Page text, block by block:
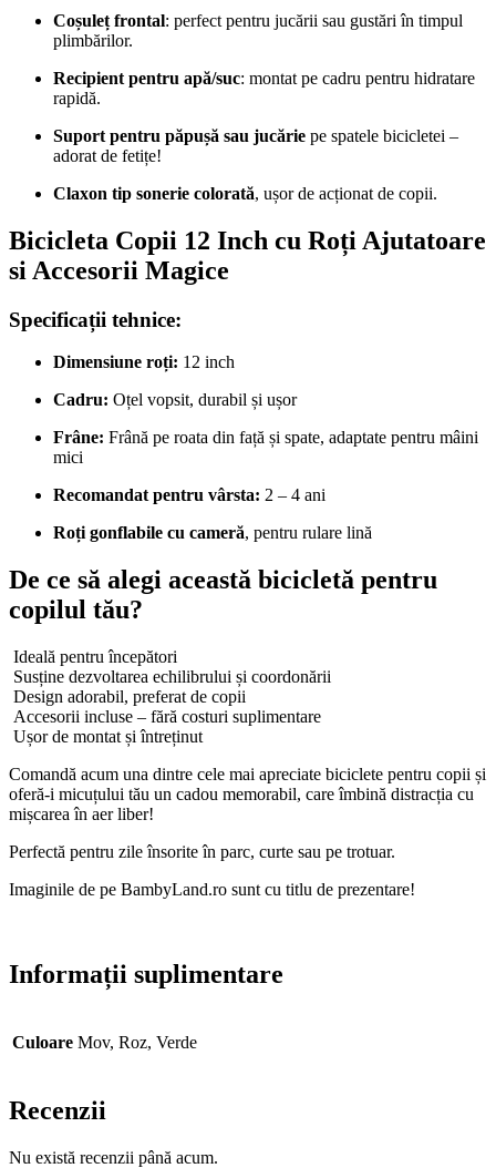
Coșuleț frontal: perfect pentru jucării sau gustări în timpul
plimbărilor.
Recipient pentru apă/suc: montat pe cadru pentru hidratare
rapidă.
Suport pentru păpușă sau jucărie pe spatele bicicletei –
adorat de fetițe!
Claxon tip sonerie colorată, ușor de acționat de copii.
Bicicleta Copii 12 Inch cu Roți Ajutatoare
si Accesorii Magice
Specificații tehnice:
Dimensiune roți: 12 inch
Cadru: Oțel vopsit, durabil și ușor
Frâne: Frână pe roata din față și spate, adaptate pentru mâini
mici
Recomandat pentru vârsta: 2 – 4 ani
Roți gonflabile cu cameră, pentru rulare lină
De ce să alegi această bicicletă pentru
copilul tău?
Ideală pentru începători
Susține dezvoltarea echilibrului și coordonării
Design adorabil, preferat de copii
Accesorii incluse – fără costuri suplimentare
Ușor de montat și întreținut
Comandă acum una dintre cele mai apreciate biciclete pentru copii și
oferă-i micuțului tău un cadou memorabil, care îmbină distracția cu
mișcarea în aer liber!
Perfectă pentru zile însorite în parc, curte sau pe trotuar.
Imaginile de pe BambyLand.ro sunt cu titlu de prezentare!
Informații suplimentare
Culoare Mov, Roz, Verde
Recenzii
Nu există recenzii până acum.